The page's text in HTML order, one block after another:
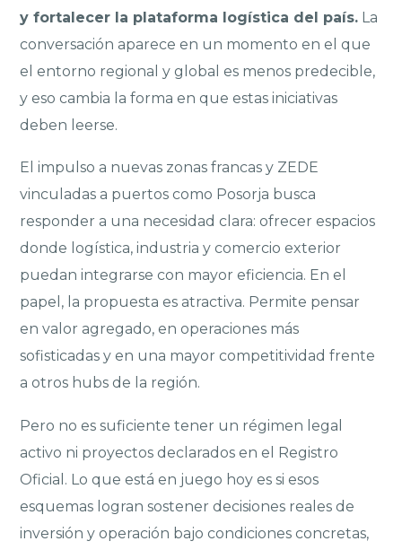
y fortalecer la plataforma logística del país. La
conversación aparece en un momento en el que
el entorno regional y global es menos predecible,
y eso cambia la forma en que estas iniciativas
deben leerse.
El impulso a nuevas zonas francas y ZEDE
vinculadas a puertos como Posorja busca
responder a una necesidad clara: ofrecer espacios
donde logística, industria y comercio exterior
puedan integrarse con mayor eficiencia. En el
papel, la propuesta es atractiva. Permite pensar
en valor agregado, en operaciones más
sofisticadas y en una mayor competitividad frente
a otros hubs de la región.
Pero no es suficiente tener un régimen legal
activo ni proyectos declarados en el Registro
Oficial. Lo que está en juego hoy es si esos
esquemas logran sostener decisiones reales de
inversión y operación bajo condiciones concretas,